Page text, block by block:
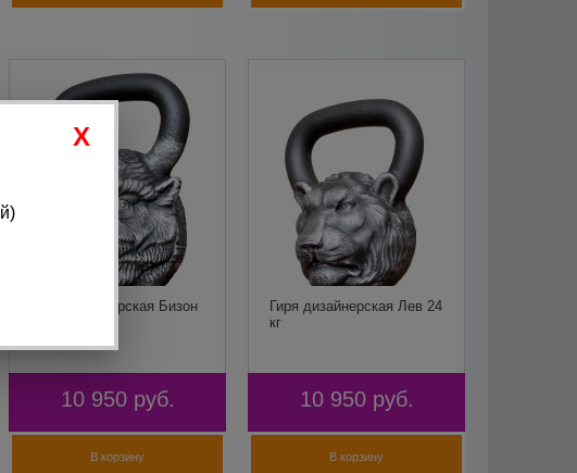
Гиря дизайнерская Бизон
10 950 руб.
В корзину
Гиря дизайнерская Лев 24
кг
10 950 руб.
В корзину